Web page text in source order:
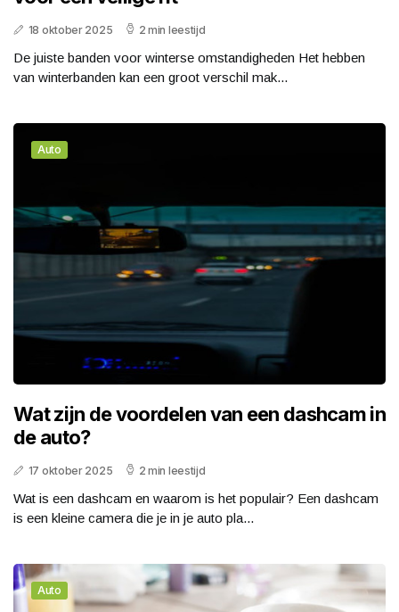
18 oktober 2025 2 min leestijd
De juiste banden voor winterse omstandigheden Het hebben
van winterbanden kan een groot verschil mak...
Auto
Wat zijn de voordelen van een dashcam in
de auto?
17 oktober 2025 2 min leestijd
Wat is een dashcam en waarom is het populair? Een dashcam
is een kleine camera die je in je auto pla...
Auto